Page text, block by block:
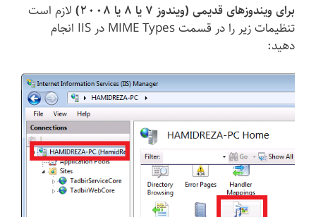
برای ویندوزهای قدیمی (ویندوز 7 یا 8‌ یا 2008)
لازم است
تنظیمات زیر را در قسمت MIME Types در IIS انجام
دهید: